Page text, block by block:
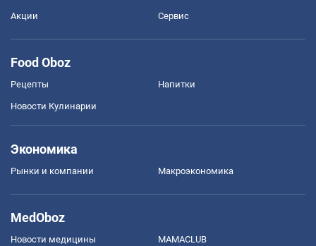
Акции Сервис
Food Oboz
Рецепты Напитки
Новости Кулинарии
Экономика
Рынки и компании Mакроэкономика
MedOboz
Новости медицины MAMACLUB